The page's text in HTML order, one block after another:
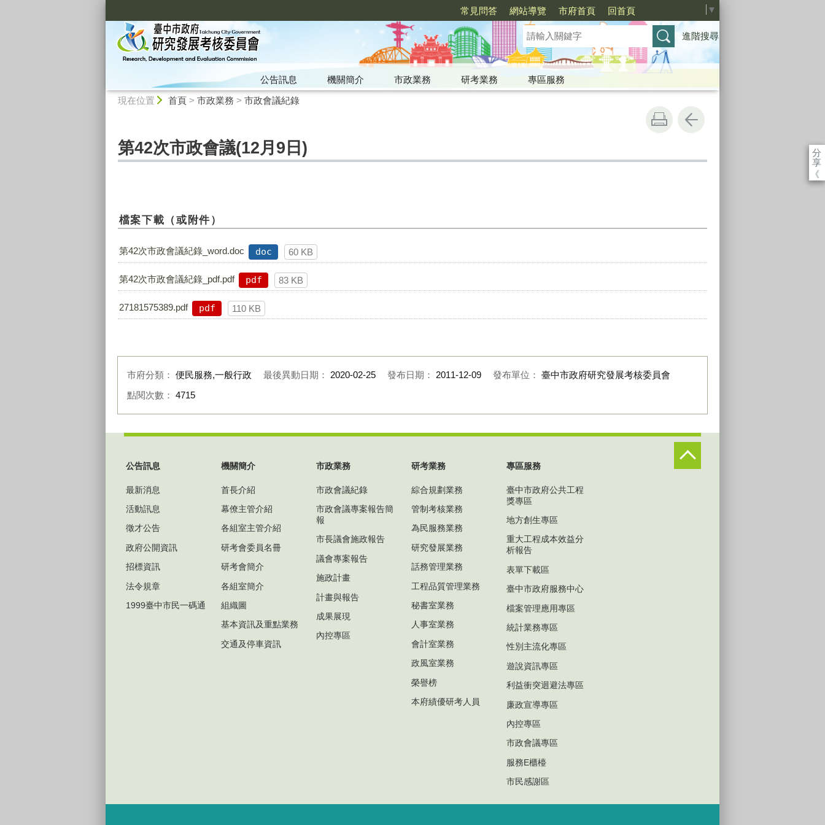
常見問答 網站導覽 市府首頁 回首頁 ▼
進階搜尋
公告訊息 機關簡介 市政業務 研考業務
專區服務
現在位置 首頁> 市政業務 > 市政會議紀錄
分
享
《
第42次市政會議(12月9日)
檔案下載（或附件）
第42次市政會議紀錄_word.doc doc 60 KB
第42次市政會議紀錄_pdf.pdf pdf 83 KB
27181575389.pdf pdf 110 KB
市府分類： 便民服務,一般行政 最後異動日期： 2020-02-25 發布日期： 2011-12-09 發布單位： 臺中市政府研究發展考核委員會
點閱次數： 4715
公告訊息
最新消息
活動訊息
徵才公告
政府公開資訊
招標資訊
法令規章
1999臺中市民一碼通
機關簡介
首長介紹
幕僚主管介紹
各組室主管介紹
研考會委員名冊
研考會簡介
各組室簡介
組織圖
基本資訊及重點業務
交通及停車資訊
市政業務
市政會議紀錄
市政會議專案報告簡
報
市長議會施政報告
議會專案報告
施政計畫
計畫與報告
成果展現
內控專區
研考業務
綜合規劃業務
管制考核業務
為民服務業務
研究發展業務
話務管理業務
工程品質管理業務
秘書室業務
人事室業務
會計室業務
政風室業務
榮譽榜
本府績優研考人員
專區服務
臺中市政府公共工程
獎專區
地方創生專區
重大工程成本效益分
析報告
表單下載區
臺中市政府服務中心
檔案管理應用專區
統計業務專區
性別主流化專區
遊說資訊專區
利益衝突迴避法專區
廉政宣導專區
內控專區
市政會議專區
服務E櫃檯
市民感謝區